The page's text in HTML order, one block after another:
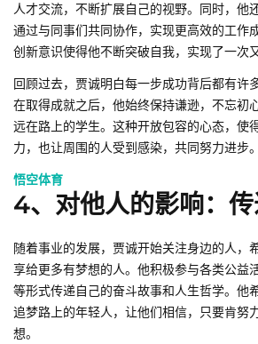
人才交流，不断扩展自己的视野。同时，他
通过与同事们共同协作，实现更高效的工作
创新意识使得他不断突破自我，实现了一次
回顾过去，贾诚明白每一步成功背后都有许
在取得成就之后，他始终保持谦逊，不忘初
远在路上的学生。这种开放包容的心态，使
力，也让周围的人受到感染，共同努力进步。
悟空体育
4、对他人的影响：
随着事业的发展，贾诚开始关注身边的人，
享给更多有梦想的人。他积极参与各类公益
等形式传递自己的奋斗故事和人生哲学。他
追梦路上的年轻人，让他们相信，只要肯努
想。